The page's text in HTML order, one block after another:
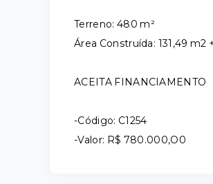
Terreno: 480 m²
Área Construída: 131,49 m2
ACEITA FINANCIAMENTO
-Código: C1254
-Valor: R$ 780.000,O0